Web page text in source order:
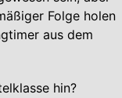
Folge holen
aus dem
hin?